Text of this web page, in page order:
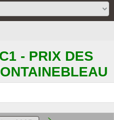
- PRIX DES